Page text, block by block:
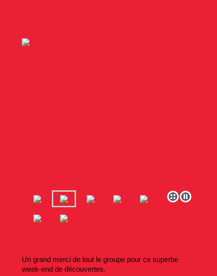
Un grand merci de tout le groupe pour ce superbe
week-end de découvertes.